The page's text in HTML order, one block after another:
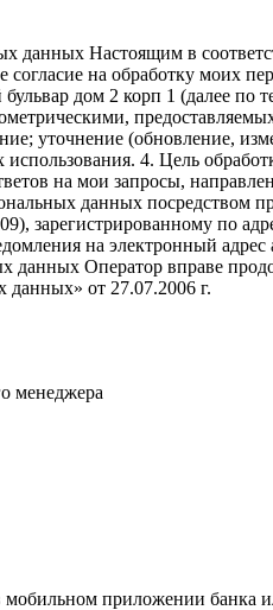
данных Настоящим в
согласие на обработку моих
дом 2 корп 1 (далее
уточнение (обновление,
использования. 4. Цель
на мои запросы,
данных
зарегистрированному по
на электронный
данных Оператор вправе
от 27.07.2006 г.
менеджера
мобильном приложении банка